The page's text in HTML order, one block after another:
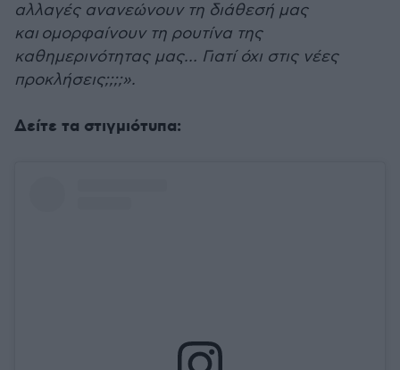
αλλαγές ανανεώνουν τη διάθεσή μας
και ομορφαίνουν τη ρουτίνα της
καθημερινότητας μας… Γιατί όχι στις νέες
προκλήσεις;;;;».
Δείτε τα στιγμιότυπα: